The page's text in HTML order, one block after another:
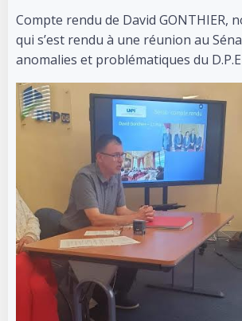
Compte rendu de David GONTHIER,
qui s’est rendu à une réunion au
anomalies et problématiques du D.P.E